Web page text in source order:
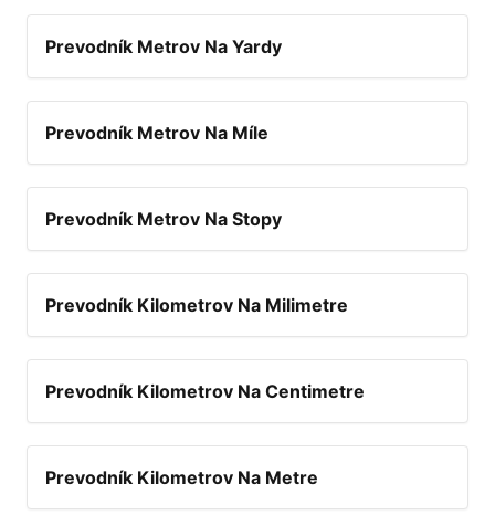
Prevodník Metrov Na Yardy
Prevodník Metrov Na Míle
Prevodník Metrov Na Stopy
Prevodník Kilometrov Na Milimetre
Prevodník Kilometrov Na Centimetre
Prevodník Kilometrov Na Metre